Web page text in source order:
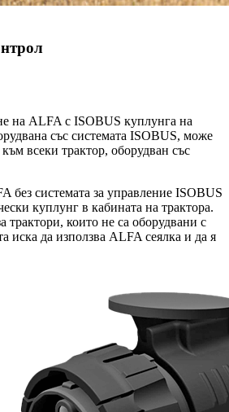
на ALFA с ISOBUS куплунга на
със системата ISOBUS, може
всеки трактор, оборудван със
без системата за управление ISOBUS
куплунг в кабината на трактора.
трактори, които не са оборудвани с
иска да използва ALFA сеялка и да я